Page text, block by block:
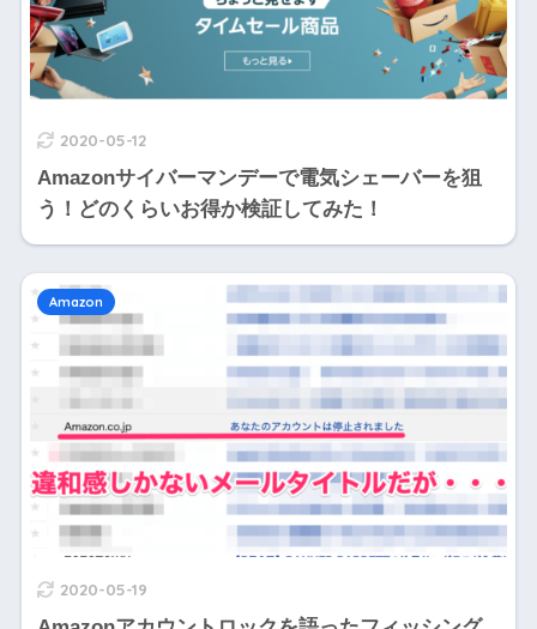
2020-05-12
Amazonサイバーマンデーで電気シェーバーを狙
う！どのくらいお得か検証してみた！
2020-05-19
Amazon